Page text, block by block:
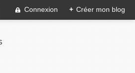
Connexion + Créer mon blog